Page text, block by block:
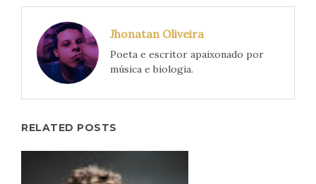
Jhonatan Oliveira
Poeta e escritor apaixonado por
música e biologia.
RELATED POSTS